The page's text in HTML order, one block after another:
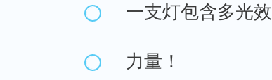
一支灯包含多光效
力量！